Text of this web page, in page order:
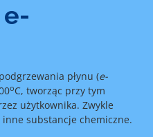
e-
płynu (e-
oC, tworząc przy tym
użytkownika. Zwykle
substancje chemiczne.